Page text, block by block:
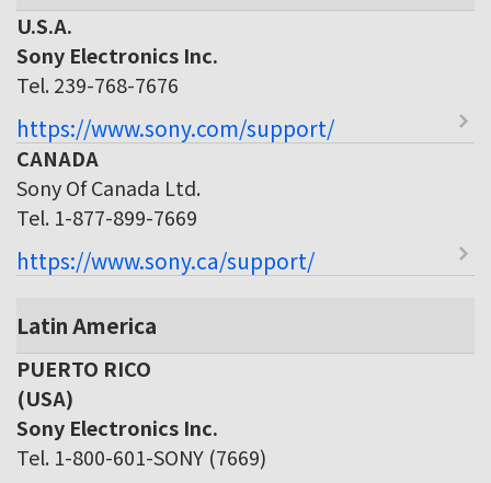
U.S.A.
Sony Electronics Inc.
Tel. 239-768-7676
https://www.sony.com/support/
CANADA
Sony Of Canada Ltd.
Tel. 1-877-899-7669
https://www.sony.ca/support/
Latin America
PUERTO RICO
(USA)
Sony Electronics Inc.
Tel. 1-800-601-SONY (7669)